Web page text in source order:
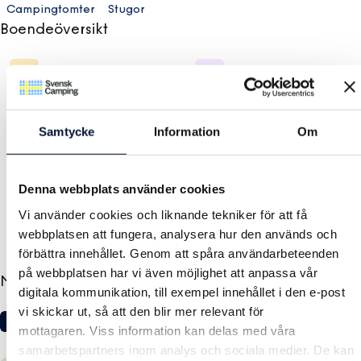
Samtycke Information Om
Denna webbplats använder cookies
Vi använder cookies och liknande tekniker för att få
webbplatsen att fungera, analysera hur den används och
förbättra innehållet. Genom att spåra användarbeteenden
på webbplatsen har vi även möjlighet att anpassa vår
digitala kommunikation, till exempel innehållet i den e-post
vi skickar ut, så att den blir mer relevant för
mottagaren. Viss information kan delas med våra
samarbetspartners inom analys och sociala medier. De kan
Campingtomter Stugor
Boendeöversikt
15
Antal stugor
8
Mer information
Hundar välkomna